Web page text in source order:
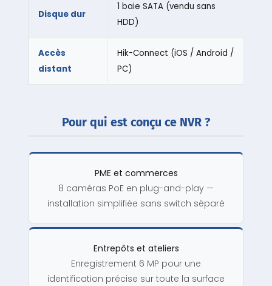
Disque dur
1 baie SATA (vendu sans
HDD)
Accès
distant
Hik-Connect (iOS / Android /
PC)
Pour qui est conçu ce NVR ?
PME et commerces
8 caméras PoE en plug-and-play —
installation simplifiée sans switch séparé
Entrepôts et ateliers
Enregistrement 6 MP pour une
identification précise sur toute la surface